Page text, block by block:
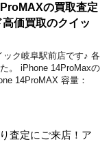
の買取査定
価買取のクイッ
ク岐阜駅前店です♪ 各
。 iPhone 14ProMaxの
14ProMAX 容量：
査定にご来店！ア